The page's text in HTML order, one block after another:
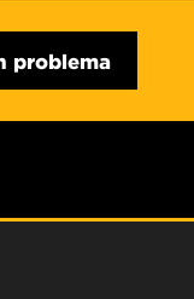
problema